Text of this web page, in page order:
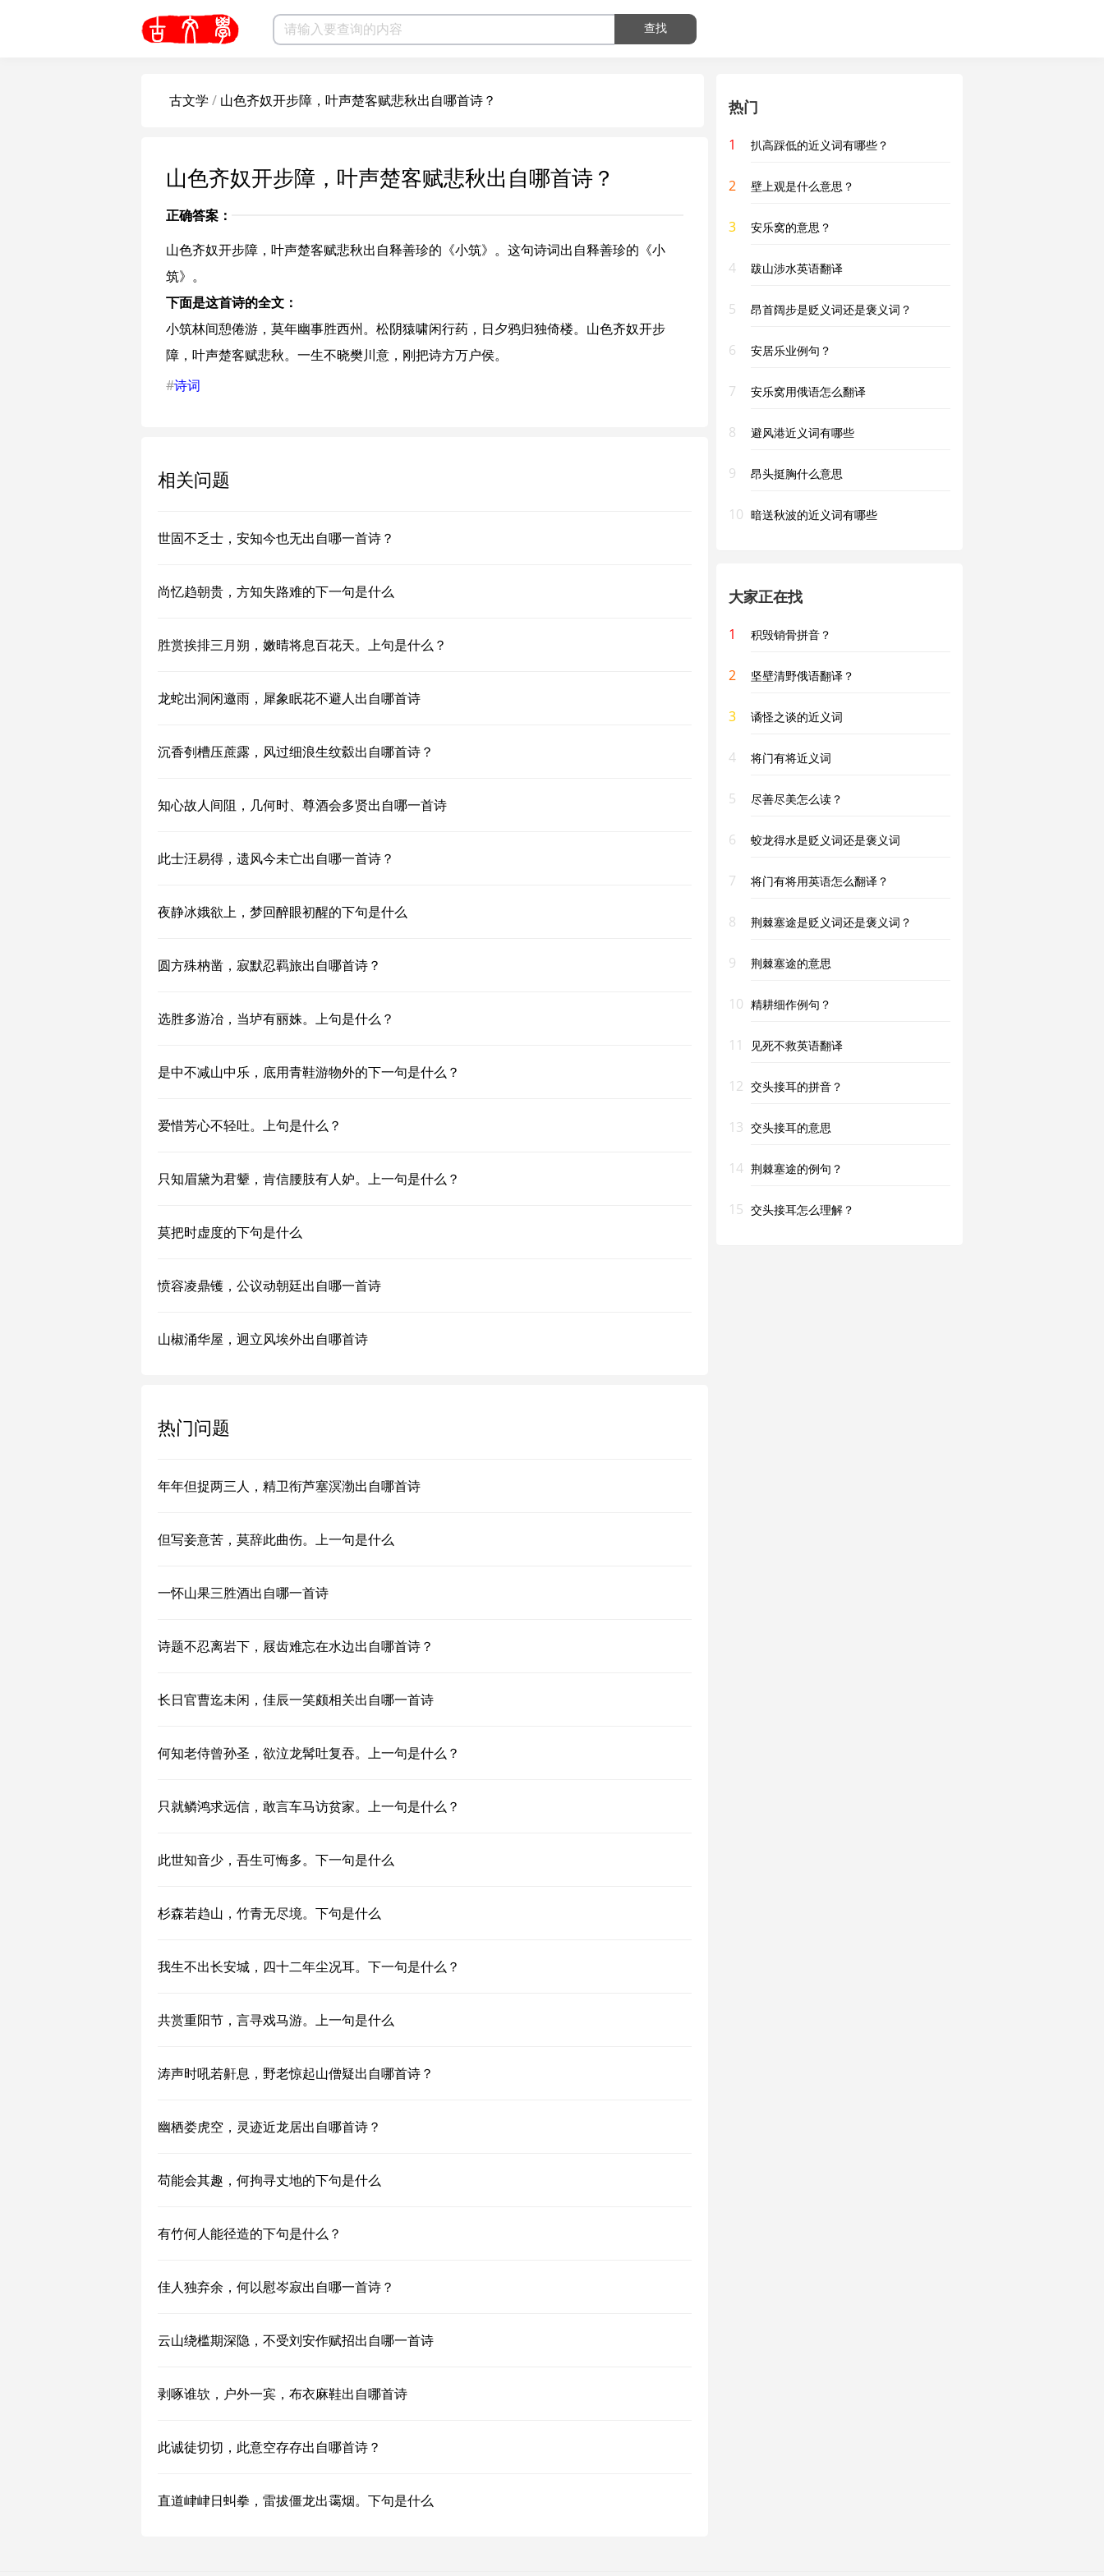
查找
古文学 / 山色齐奴开步障，叶声楚客赋悲秋出自哪首诗？
山色齐奴开步障，叶声楚客赋悲秋出自哪首诗？
正确答案：
山色齐奴开步障，叶声楚客赋悲秋出自释善珍的《小筑》。这句诗词出自释善珍的《小
筑》。
下面是这首诗的全文：
小筑林间憩倦游，莫年幽事胜西州。松阴猿啸闲行药，日夕鸦归独倚楼。山色齐奴开步
障，叶声楚客赋悲秋。一生不晓樊川意，刚把诗方万户侯。
#诗词
相关问题
世固不乏士，安知今也无出自哪一首诗？
尚忆趋朝贵，方知失路难的下一句是什么
胜赏挨排三月朔，嫩晴将息百花天。上句是什么？
龙蛇出洞闲邀雨，犀象眠花不避人出自哪首诗
沉香刳槽压蔗露，风过细浪生纹縠出自哪首诗？
知心故人间阻，几何时、尊酒会多贤出自哪一首诗
此士汪易得，遗风今未亡出自哪一首诗？
夜静冰娥欲上，梦回醉眼初醒的下句是什么
圆方殊枘凿，寂默忍羁旅出自哪首诗？
选胜多游冶，当垆有丽姝。上句是什么？
是中不减山中乐，底用青鞋游物外的下一句是什么？
爱惜芳心不轻吐。上句是什么？
只知眉黛为君颦，肯信腰肢有人妒。上一句是什么？
莫把时虚度的下句是什么
愤容凌鼎镬，公议动朝廷出自哪一首诗
山椒涌华屋，迥立风埃外出自哪首诗
热门问题
年年但捉两三人，精卫衔芦塞溟渤出自哪首诗
但写妾意苦，莫辞此曲伤。上一句是什么
一怀山果三胜酒出自哪一首诗
诗题不忍离岩下，屐齿难忘在水边出自哪首诗？
长日官曹迄未闲，佳辰一笑颇相关出自哪一首诗
何知老侍曾孙圣，欲泣龙髯吐复吞。上一句是什么？
只就鳞鸿求远信，敢言车马访贫家。上一句是什么？
此世知音少，吾生可悔多。下一句是什么
杉森若趋山，竹青无尽境。下句是什么
我生不出长安城，四十二年尘况耳。下一句是什么？
共赏重阳节，言寻戏马游。上一句是什么
涛声时吼若鼾息，野老惊起山僧疑出自哪首诗？
幽栖娄虎空，灵迹近龙居出自哪首诗？
苟能会其趣，何拘寻丈地的下句是什么
有竹何人能径造的下句是什么？
佳人独弃余，何以慰岑寂出自哪一首诗？
云山绕槛期深隐，不受刘安作赋招出自哪一首诗
剥啄谁欤，户外一宾，布衣麻鞋出自哪首诗
此诚徒切切，此意空存存出自哪首诗？
直道峍峍日虯拳，雷拔僵龙出霭烟。下句是什么
热门
1 扒高踩低的近义词有哪些？
2 壁上观是什么意思？
3 安乐窝的意思？
4 跋山涉水英语翻译
5 昂首阔步是贬义词还是褒义词？
6 安居乐业例句？
7 安乐窝用俄语怎么翻译
8 避风港近义词有哪些
9 昂头挺胸什么意思
10 暗送秋波的近义词有哪些
大家正在找
1 积毁销骨拼音？
2 坚壁清野俄语翻译？
3 谲怪之谈的近义词
4 将门有将近义词
5 尽善尽美怎么读？
6 蛟龙得水是贬义词还是褒义词
7 将门有将用英语怎么翻译？
8 荆棘塞途是贬义词还是褒义词？
9 荆棘塞途的意思
10 精耕细作例句？
11 见死不救英语翻译
12 交头接耳的拼音？
13 交头接耳的意思
14 荆棘塞途的例句？
15 交头接耳怎么理解？